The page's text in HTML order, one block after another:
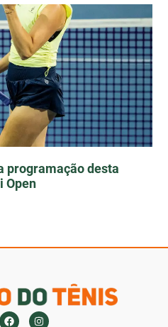
programação desta
Open